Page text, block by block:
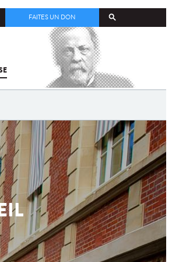
FAITES UN DON
COV-2 /
L'INSTITUT
PASTEUR